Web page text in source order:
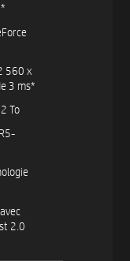
560 x
3 ms*
To
2.0